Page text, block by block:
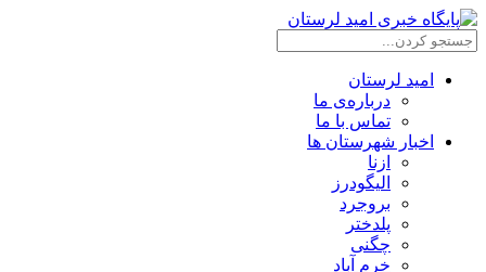
امید لرستان
درباره‌ی ما
تماس با ما
اخبار شهرستان ها
ازنا
الیگودرز
بروجرد
پلدختر
چگنی
خرم آباد